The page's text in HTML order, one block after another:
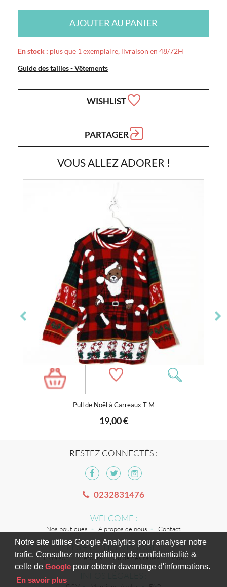
Notre site utilise Google Analytics pour analyser notre
trafic. Consultez notre politique de confidentialité &
celle de Googlepour obtenir davantage d'informations.
En savoir plus
AJOUTER AU PANIER
En stock : plus que 1 exemplaire, livraison en 48/72H
Guide des tailles - Vêtements
WISHLIST
PARTAGER
VOUS ALLEZ ADORER !
Pull de Noël à Carreaux T M
19,00 €
RESTEZ CONNECTÉS :
0232831476
WELCOME :
Nos boutiques A propos de nous Contact
LES + DE TILT VINTAGE :
Livraison Retours Guide des tailles Jobs